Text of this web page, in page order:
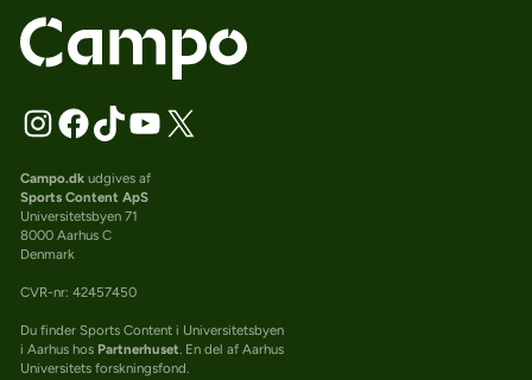
Campo.dkudgives af
Sports Content ApS
Universitetsbyen 71
8000 Aarhus C
Denmark
CVR-nr: 42457450
Du finder Sports Content i Universitetsbyen
i Aarhus hos Partnerhuset . En del af Aarhus
Universitets forskningsfond.